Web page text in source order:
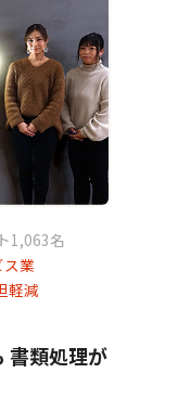
1,063名
ス業
軽減
書類処理が